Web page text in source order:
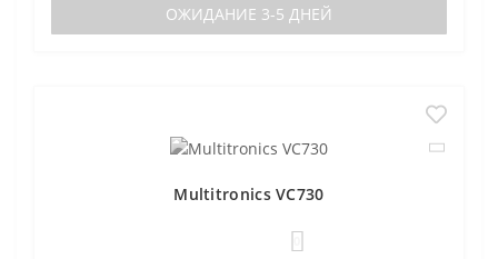
ОЖИДАНИЕ 3-5 ДНЕЙ
Multitronics VC730